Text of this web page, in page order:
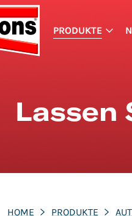
PRODUKTE
Lassen
HOME PRODUKTE